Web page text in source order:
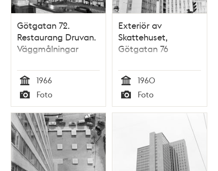
Götgatan 72.
Restaurang Druvan.
Väggmålningar
Tid
1966
Typ
Foto
Exteriör av
Skattehuset,
Götgatan 76
Tid
1960
Typ
Foto